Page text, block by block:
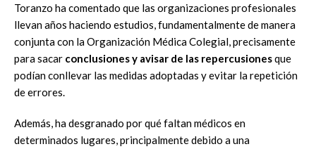
Toranzo ha comentado que las organizaciones profesionales
llevan años haciendo estudios, fundamentalmente de manera
conjunta con la Organización Médica Colegial, precisamente
para sacar conclusiones y avisar de las repercusionesque
podían conllevar las medidas adoptadas y evitar la repetición
de errores.
Además, ha desgranado por qué faltan médicos en
determinados lugares, principalmente debido a una